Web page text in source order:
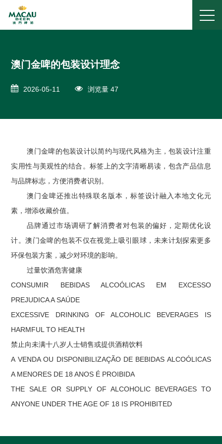
澳门金啤的包装设计理念
2026-05-11 浏览量 47
澳门金啤的包装设计以简约与现代风格为主，包装设计注重
实用性与美观性的结合。标签上的文字清晰易读，包含产品信息
与品牌标志，方便消费者识别。
澳门金啤还推出特殊联名版本，标签设计融入本地文化元
素，增添收藏价值。
品牌通过市场调研了解消费者对包装的偏好，定期优化设
计。澳门金啤的包装不仅在视觉上吸引眼球，未来计划探索更多
环保包装方案，减少对环境的影响。
过量饮酒危害健康
CONSUMIR BEBIDAS ALCOÓLICAS EM EXCESSO
PREJUDICA A SAÚDE
EXCESSIVE DRINKING OF ALCOHOLIC BEVERAGES IS
HARMFUL TO HEALTH
禁止向未满十八岁人士销售或提供酒精饮料
A VENDA OU DISPONIBILIZAÇÃO DE BEBIDAS ALCOÓLICAS
A MENORES DE 18 ANOS É PROIBIDA
THE SALE OR SUPPLY OF ALCOHOLIC BEVERAGES TO
ANYONE UNDER THE AGE OF 18 IS PROHIBITED